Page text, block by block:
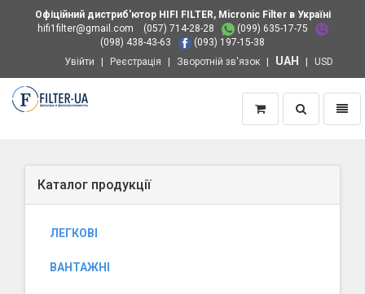
Офіційний дистриб'ютор HIFI FILTER, Micronic Filter в Україні
hifi1filter@gmail.com
(057) 714-28-28
(099) 635-17-75
(098) 438-43-63
(093) 197-15-38
Увійти
Реєстрація Зворотній зв'язок UAH USD
Пошук
Каталог продукції
ЛЕГКОВІ
ВАНТАЖНІ